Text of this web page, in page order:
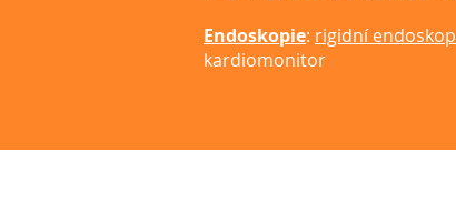
Endoskopie: rigidní endoskop
kardiomonitor